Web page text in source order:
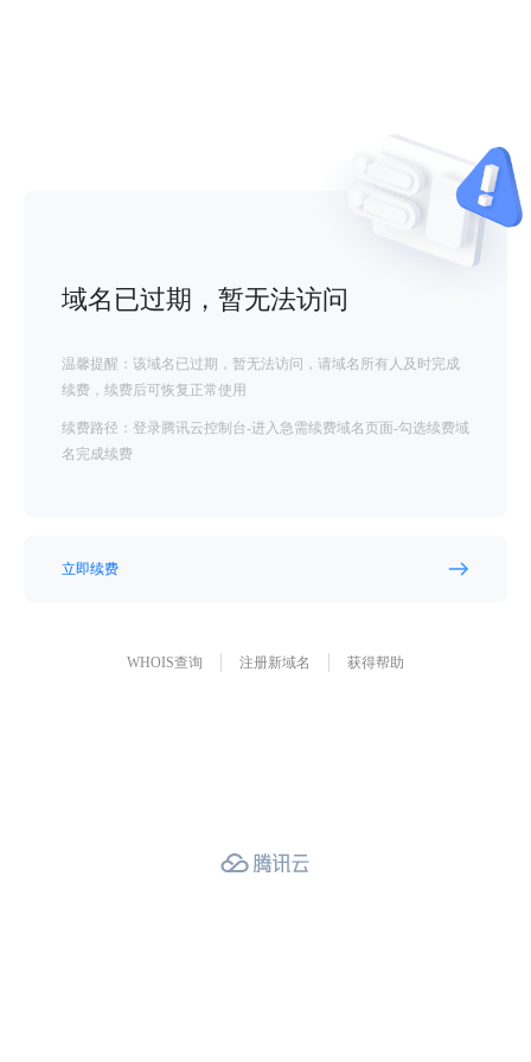
域名已过期，暂无法访问
温馨提醒：该域名已过期，暂无法访问，请域名所有人及时完成
续费，续费后可恢复正常使用
续费路径：登录腾讯云控制台-进入急需续费域名页面-勾选续费域
名完成续费
立即续费
WHOIS查询 注册新域名 获得帮助